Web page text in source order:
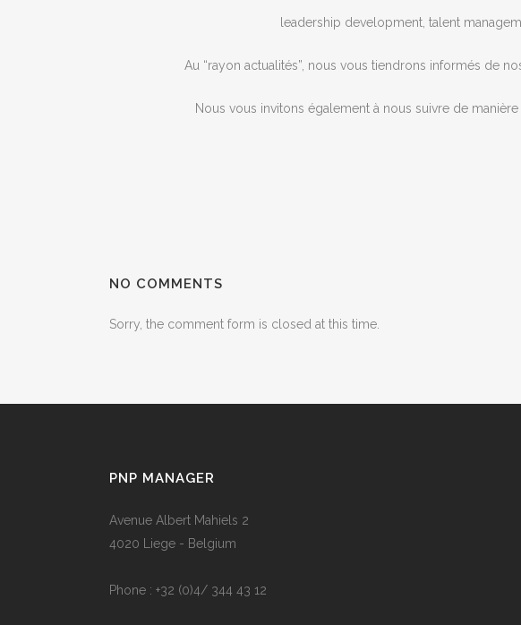
leadership development, talent
Au “rayon actualités”, nous vous tiendrons informés de
Nous vous invitons également à nous suivre de
NO COMMENTS
Sorry, the comment form is closed at this time.
PNP MANAGER
Avenue Albert Mahiels 2
4020 Liege - Belgium
Phone : +32 (0)4/ 344 43 12